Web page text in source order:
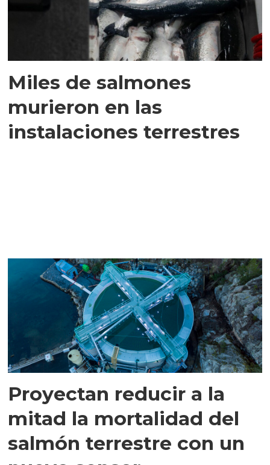
Miles de salmones
murieron en las
instalaciones terrestres
Proyectan reducir a la
mitad la mortalidad del
salmón terrestre con un